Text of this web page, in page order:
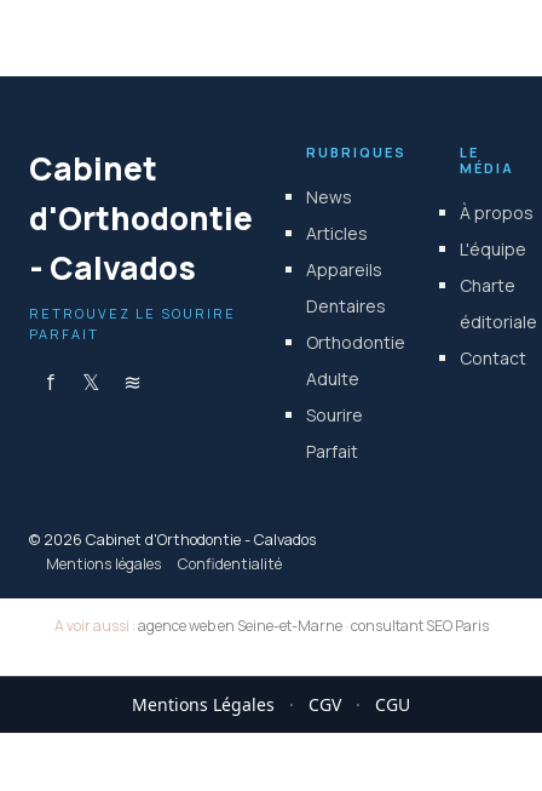
Cabinet
d'Orthodontie
- Calvados
RETROUVEZ LE SOURIRE
PARFAIT
f 𝕏 ≋
RUBRIQUES
News
Articles
Appareils
Dentaires
Orthodontie
Adulte
Sourire
Parfait
LE
MÉDIA
À propos
L'équipe
Charte
éditoriale
Contact
© 2026 Cabinet d'Orthodontie - Calvados
Mentions légales
Confidentialité
A voir aussi :agence web en Seine-et-Marne·consultant SEO Paris
Mentions Légales · CGV · CGU